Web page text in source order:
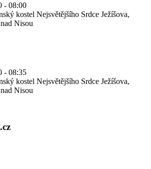
- 08:00
kostel Nejsvětějšího Srdce Ježíšova,
Nisou
- 08:35
kostel Nejsvětějšího Srdce Ježíšova,
Nisou